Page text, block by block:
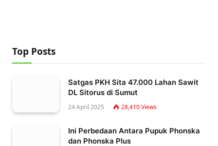
Top Posts
Satgas PKH Sita 47.000 Lahan Sawit
DL Sitorus di Sumut
24 April 2025 28,410Views
Ini Perbedaan Antara Pupuk Phonska
dan Phonska Plus